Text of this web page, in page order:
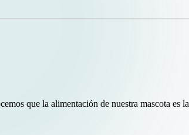
que la alimentación de nuestra mascota es la